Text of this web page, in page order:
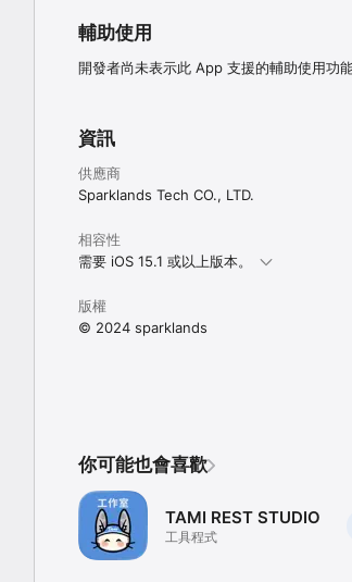
輔助使用
開發者尚未表示此 App 支援的輔助使用功能
資訊
供應商
Sparklands Tech CO., LTD.
相容性
需要 iOS 15.1 或以上版本。
版權
© 2024 sparklands
你可能也會喜歡
TAMI REST STUDIO
工具程式